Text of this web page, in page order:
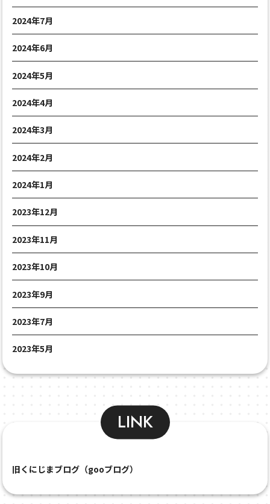
2024年7月
2024年6月
2024年5月
2024年4月
2024年3月
2024年2月
2024年1月
2023年12月
2023年11月
2023年10月
2023年9月
2023年7月
2023年5月
LINK
旧くにじまブログ（gooブログ）